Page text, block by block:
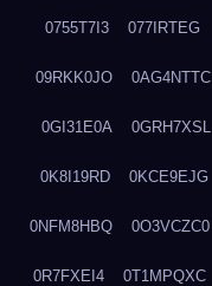
0755T7I3 077IRTEG
09RKK0JO 0AG4NTTC
0GI31E0A 0GRH7XSL
0K8I19RD 0KCE9EJG
0NFM8HBQ 0O3VCZC0
0R7FXEI4 0T1MPQXC